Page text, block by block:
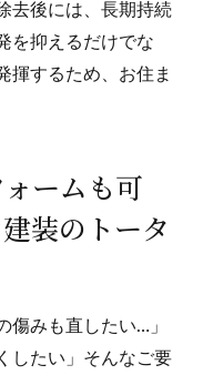
去後には、長期持続
を抑えるだけでな
揮するため、お住ま
ームも可
装のトータ
傷みも直したい…」
したい」そんなご要